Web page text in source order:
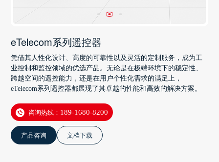
eTelecom系列遥控器
凭借其人性化设计、高度的可靠性以及灵活的定制服务，成为工
业控制和监控领域的优选产品。无论是在极端环境下的稳定性、
跨越空间的遥控能力，还是在用户个性化需求的满足上，
eTelecom系列遥控器都展现了其卓越的性能和高效的解决方案。
咨询热线： 189-1680-8200
产品咨询 文档下载